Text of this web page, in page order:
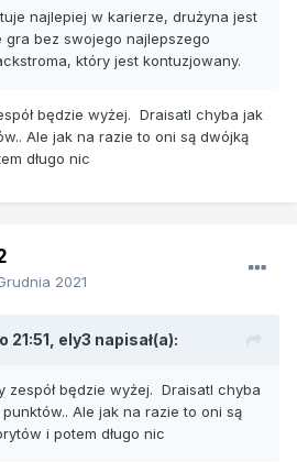
najlepiej w karierze, drużyna jest
gra bez swojego najlepszego
który jest kontuzjowany.
będzie wyżej. Draisatl chyba jak
Ale jak na razie to oni są dwójką
długo nic
2021
21:51, ely3 napisał(a):
zespół będzie wyżej. Draisatl chyba
Ale jak na razie to oni są
i potem długo nic